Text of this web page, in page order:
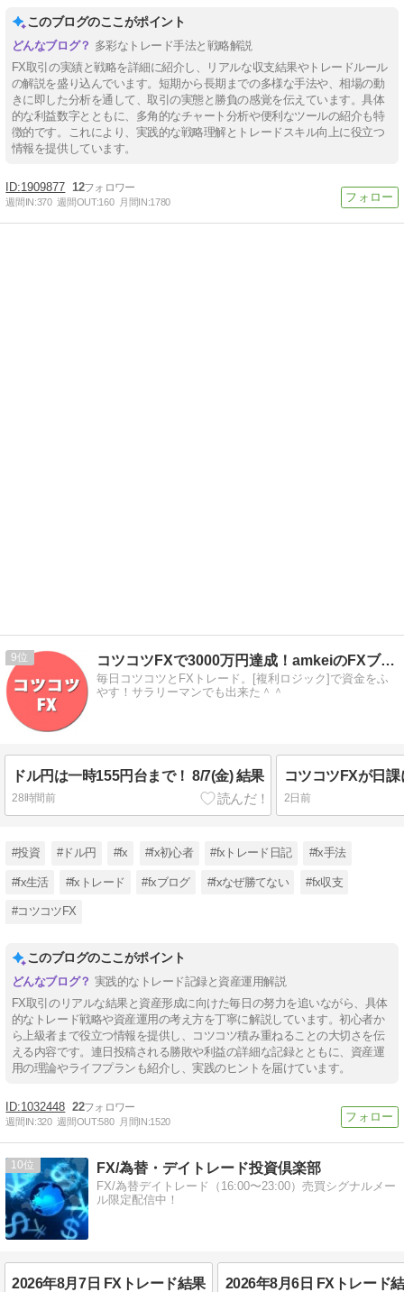
このブログのここがポイント
多彩なトレード手法と戦略解説
FX取引の実績と戦略を詳細に紹介し、リアルな収支結果やトレードルール
の解説を盛り込んでいます。短期から長期までの多様な手法や、相場の動
きに即した分析を通して、取引の実態と勝負の感覚を伝えています。具体
的な利益数字とともに、多角的なチャート分析や便利なツールの紹介も特
徴的です。これにより、実践的な戦略理解とトレードスキル向上に役立つ
情報を提供しています。
1909877 12
週間IN:370 週間OUT:160 月間IN:1780
9 コツコツFXで3000万円達成！amkeiのFXブログ！
毎日コツコツとFXトレード。[複利ロジック]で資金をふ
やす！サラリーマンでも出来た＾＾
ドル円は一時155円台まで！ 8/7(金) 結果
28時間前 2日前
#投資 #ドル円 #fx #fx初心者 #fxトレード日記 #fx手法
#fx生活 #fxトレード #fxブログ #fxなぜ勝てない #fx収支
#コツコツFX
このブログのここがポイント
実践的なトレード記録と資産運用解説
FX取引のリアルな結果と資産形成に向けた毎日の努力を追いながら、具体
的なトレード戦略や資産運用の考え方を丁寧に解説しています。初心者か
ら上級者まで役立つ情報を提供し、コツコツ積み重ねることの大切さを伝
える内容です。連日投稿される勝敗や利益の詳細な記録とともに、資産運
用の理論やライフプランも紹介し、実践のヒントを届けています。
1032448 22
週間IN:320 週間OUT:580 月間IN:1520
10 FX/為替・デイトレード投資倶楽部
FX/為替デイトレード（16:00〜23:00）売買シグナルメー
ル限定配信中！
2026年8月7日 FXトレード結果 2026年8月6日 FXトレード